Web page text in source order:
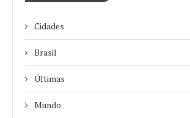
Cidades
Brasil
Últimas
Mundo